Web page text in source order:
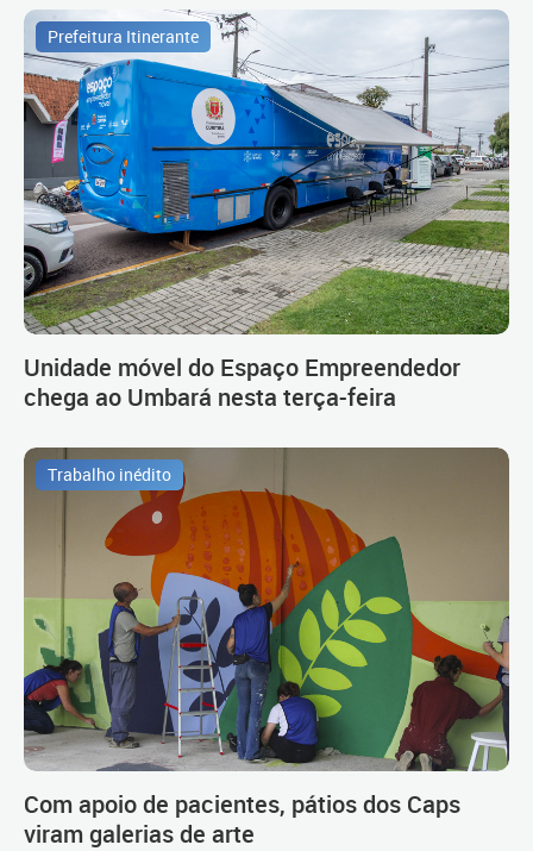
Prefeitura Itinerante
Unidade móvel do Espaço Empreendedor
chega ao Umbará nesta terça-feira
Trabalho inédito
Com apoio de pacientes, pátios dos Caps
viram galerias de arte